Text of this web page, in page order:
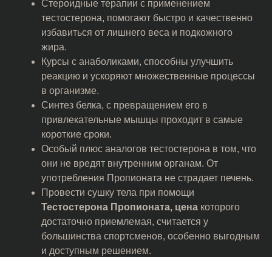
Стероидные терапии с применением
тестостерона, помогают быстро и качественно
избавиться от лишнего веса и подкожного
жира.
Курсы с анаболиками, способны улучшить
реакцию и ускоряют множественные процессы
в организме.
Синтез белка, с превращением его в
привлекательные мышцы проходит в самые
короткие сроки.
Особый плюс аналогов тестостерона в том, что
они не вредят внутренним органам. От
употребления Пропионата не страдает печень.
Провести сушку тела при помощи
Тестостерона Пропионата, цена которого
достаточно приемлемая, считается у
большинства спортсменов, особенно выгодным
и доступным решением.